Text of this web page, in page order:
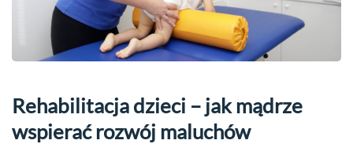
Rehabilitacja dzieci – jak mądrze
wspierać rozwój maluchów